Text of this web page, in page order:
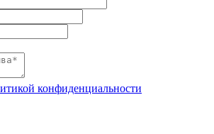
конфиденциальности